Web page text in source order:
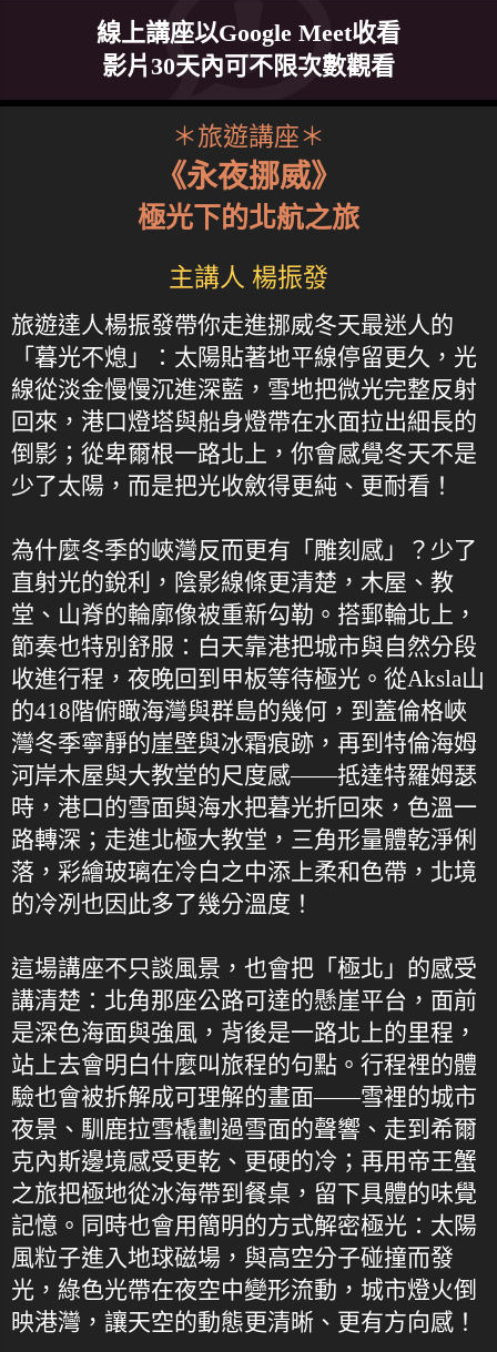
線上講座以Google Meet收看
影片30天內可不限次數觀看
＊旅遊講座＊
《永夜挪威》
極光下的北航之旅
主講人 楊振發
旅遊達人楊振發帶你走進挪威冬天最迷人的
「暮光不熄」：太陽貼著地平線停留更久，光
線從淡金慢慢沉進深藍，雪地把微光完整反射
回來，港口燈塔與船身燈帶在水面拉出細長的
倒影；從卑爾根一路北上，你會感覺冬天不是
少了太陽，而是把光收斂得更純、更耐看！
為什麼冬季的峽灣反而更有「雕刻感」？少了
直射光的銳利，陰影線條更清楚，木屋、教
堂、山脊的輪廓像被重新勾勒。搭郵輪北上，
節奏也特別舒服：白天靠港把城市與自然分段
收進行程，夜晚回到甲板等待極光。從Aksla山
的418階俯瞰海灣與群島的幾何，到蓋倫格峽
灣冬季寧靜的崖壁與冰霜痕跡，再到特倫海姆
河岸木屋與大教堂的尺度感——抵達特羅姆瑟
時，港口的雪面與海水把暮光折回來，色溫一
路轉深；走進北極大教堂，三角形量體乾淨俐
落，彩繪玻璃在冷白之中添上柔和色帶，北境
的冷冽也因此多了幾分溫度！
這場講座不只談風景，也會把「極北」的感受
講清楚：北角那座公路可達的懸崖平台，面前
是深色海面與強風，背後是一路北上的里程，
站上去會明白什麼叫旅程的句點。行程裡的體
驗也會被拆解成可理解的畫面——雪裡的城市
夜景、馴鹿拉雪橇劃過雪面的聲響、走到希爾
克內斯邊境感受更乾、更硬的冷；再用帝王蟹
之旅把極地從冰海帶到餐桌，留下具體的味覺
記憶。同時也會用簡明的方式解密極光：太陽
風粒子進入地球磁場，與高空分子碰撞而發
光，綠色光帶在夜空中變形流動，城市燈火倒
映港灣，讓天空的動態更清晰、更有方向感！